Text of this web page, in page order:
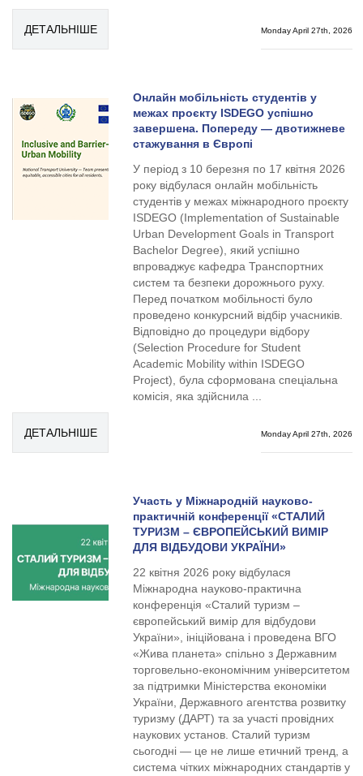
ДЕТАЛЬНІШЕ Monday April 27th, 2026
Онлайн мобільність студентів у
межах проєкту ISDEGO успішно
завершена. Попереду — двотижневе
стажування в Європі
У період з 10 березня по 17 квітня 2026
року відбулася онлайн мобільність
студентів у межах міжнародного проєкту
ISDEGO (Implementation of Sustainable
Urban Development Goals in Transport
Bachelor Degree), який успішно
впроваджує кафедра Транспортних
систем та безпеки дорожнього руху.
Перед початком мобільності було
проведено конкурсний відбір учасників.
Відповідно до процедури відбору
(Selection Procedure for Student
Academic Mobility within ISDEGO
Project), була сформована спеціальна
комісія, яка здійснила ...
ДЕТАЛЬНІШЕ Monday April 27th, 2026
Участь у Міжнародній науково-
практичній конференції «СТАЛИЙ
ТУРИЗМ – ЄВРОПЕЙСЬКИЙ ВИМІР
ДЛЯ ВІДБУДОВИ УКРАЇНИ»
22 квітня 2026 року відбулася
Міжнародна науково-практична
конференція «Сталий туризм –
європейський вимір для відбудови
України», ініційована і проведена ВГО
«Жива планета» спільно з Державним
торговельно-економічним університетом
за підтримки Міністерства економіки
України, Державного агентства розвитку
туризму (ДАРТ) та за участі провідних
наукових установ. Сталий туризм
сьогодні — це не лише етичний тренд, а
система чітких міжнародних стандартів у